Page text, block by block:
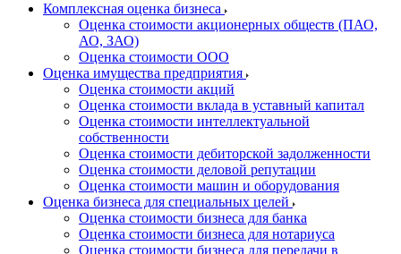
Комплексная оценка бизнеса
Оценка стоимости акционерных обществ (ПАО,
АО, ЗАО)
Оценка стоимости ООО
Оценка имущества предприятия
Оценка стоимости акций
Оценка стоимости вклада в уставный капитал
Оценка стоимости интеллектуальной
собственности
Оценка стоимости дебиторской задолженности
Оценка стоимости деловой репутации
Оценка стоимости машин и оборудования
Оценка бизнеса для специальных целей
Оценка стоимости бизнеса для банка
Оценка стоимости бизнеса для нотариуса
Оценка стоимости бизнеса для передачи в